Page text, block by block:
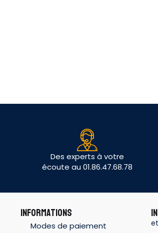
Des experts à votre
écoute au 01.86.47.68.78
INFORMATIONS
Modes de paiement